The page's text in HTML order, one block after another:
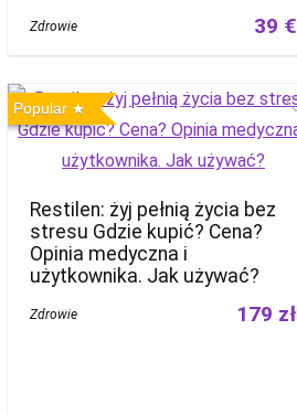
Zdrowie 39 €
Popular
Restilen: żyj pełnią życia bez
stresu Gdzie kupić? Cena?
Opinia medyczna i
użytkownika. Jak używać?
Zdrowie 179 zł